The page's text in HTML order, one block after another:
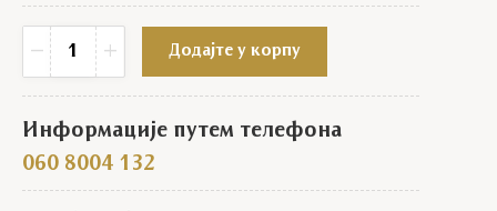
−
Значење имена Душан quantity
+ Додајте у корпу
Информације путем телефона
060 8004 132